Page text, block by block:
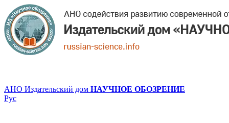
АНО Издательский дом НАУЧНОЕ ОБОЗРЕНИЕ
Рус